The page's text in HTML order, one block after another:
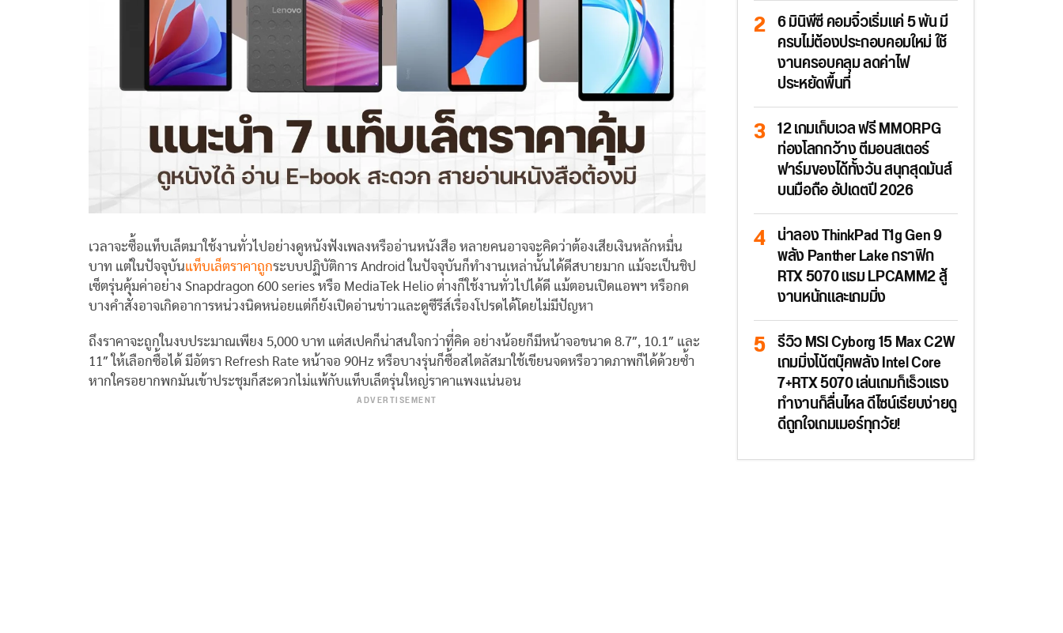
เวลาจะซื้อแท็บเล็ตมาใช้งานทั่วไปอย่างดูหนังฟังเพลงหรืออ่านหนังสือ หลายคนอาจจะคิดว่าต้องเสียเงินหลักหมื่น
บาท แต่ในปัจจุบันแท็บเล็ตราคาถูกระบบปฏิบัติการ Android ในปัจจุบันก็ทำงานเหล่านั้นได้ดีสบายมาก แม้จะเป็นชิป
เซ็ตรุ่นคุ้มค่าอย่าง Snapdragon 600 series หรือ MediaTek Helio ต่างก็ใช้งานทั่วไปได้ดี แม้ตอนเปิดแอพฯ หรือกด
บางคำสั่งอาจเกิดอาการหน่วงนิดหน่อยแต่ก็ยังเปิดอ่านข่าวและดูซีรีส์เรื่องโปรดได้โดยไม่มีปัญหา
ถึงราคาจะถูกในงบประมาณเพียง 5,000 บาท แต่สเปคก็น่าสนใจกว่าที่คิด อย่างน้อยก็มีหน้าจอขนาด 8.7″, 10.1″ และ
11″ ให้เลือกซื้อได้ มีอัตรา Refresh Rate หน้าจอ 90Hz หรือบางรุ่นก็ซื้อสไตลัสมาใช้เขียนจดหรือวาดภาพก็ได้ด้วยซ้ำ
หากใครอยากพกมันเข้าประชุมก็สะดวกไม่แพ้กับแท็บเล็ตรุ่นใหญ่ราคาแพงแน่นอน
ADVERTISEMENT
6 มินิพีซี คอมจิ๋วเริ่มแค่ 5 พัน มี
ครบไม่ต้องประกอบคอมใหม่ ใช้
งานครอบคลุม ลดค่าไฟ
ประหยัดพื้นที่
12 เกมเก็บเวล ฟรี MMORPG
ท่องโลกกว้าง ตีมอนสเตอร์
ฟาร์มของได้ทั้งวัน สนุกสุดมันส์
บนมือถือ อัปเดตปี 2026
น่าลอง ThinkPad T1g Gen 9
พลัง Panther Lake กราฟิก
RTX 5070 แรม LPCAMM2 สู้
งานหนักและเกมมิ่ง
รีวิว MSI Cyborg 15 Max C2W
เกมมิ่งโน้ตบุ๊คพลัง Intel Core
7+RTX 5070 เล่นเกมก็เร็วแรง
ทำงานก็ลื่นไหล ดีไซน์เรียบง่ายดู
ดีถูกใจเกมเมอร์ทุกวัย!